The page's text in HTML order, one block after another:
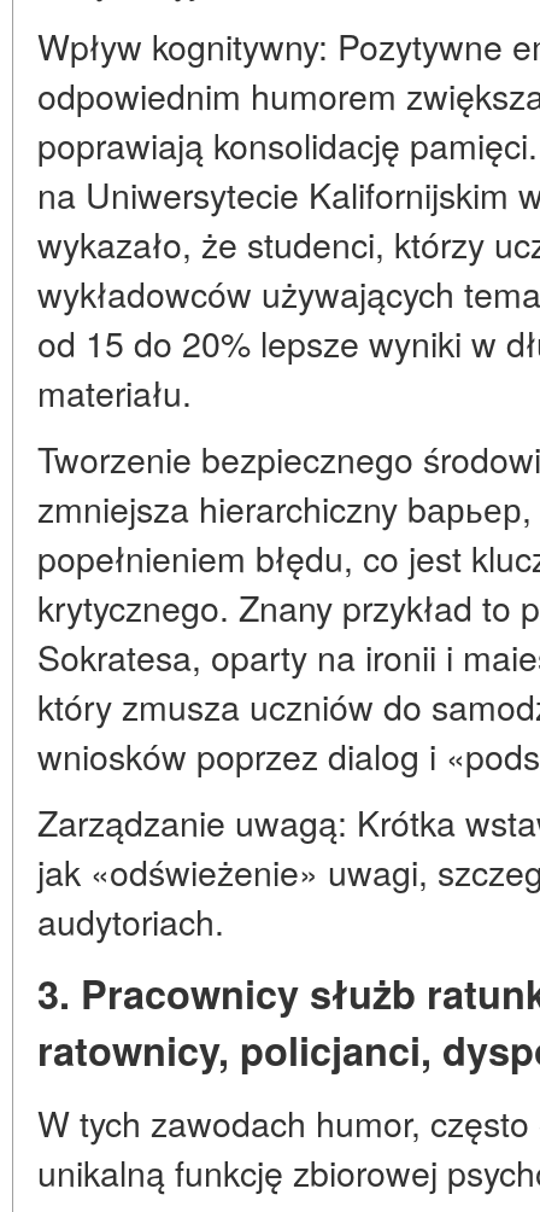
Wpływ kognitywny: Pozytywne
odpowiednim humorem
poprawiają konsolidację
na Uniwersytecie Kalifornijskim
wykazało, że studenci, którzy
wykładowców używających
od 15 do 20% lepsze wyniki w
materiału.
Tworzenie bezpiecznego
zmniejsza hierarchiczny
popełnieniem błędu, co jest
krytycznego. Znany przykład to
Sokratesa, oparty na ironii i
który zmusza uczniów do
wniosków poprzez dialog i
Zarządzanie uwagą: Krótka
jak «odświeżenie» uwagi,
audytoriach.
3. Pracownicy służb
ratownicy, policjanci,
W tych zawodach humor,
unikalną funkcję zbiorowej